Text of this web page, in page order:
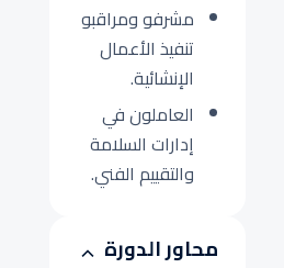
مشرفو ومراقبو
تنفيذ الأعمال
الإنشائية.
العاملون في
إدارات السلامة
والتقييم الفني.
محاور الدورة